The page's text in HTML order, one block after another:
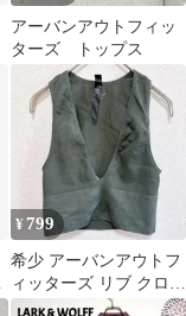
アーバンアウトフィッ
ターズ トップス
¥ 799
希少 アーバンアウトフ
ィッターズ リブ クロッ
プド ノースリーブ